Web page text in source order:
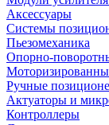
Аксессуары
Системы
Пьезомеханика
Опорно-
Ручные
Актуаторы и
Контроллеры